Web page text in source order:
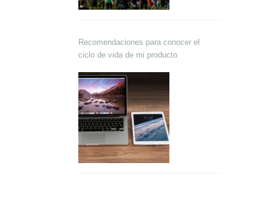
Recomendaciones para conocer el
ciclo de vida de mi producto